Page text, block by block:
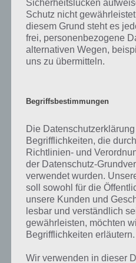
Preis von Set 21201
Lego Life of George
Bauvorgabe Set 21201
Obwohl das Set nur 144 Steine
über 250 verschiedene Modelle
verschiedenen Themen-Leveln
einen anspruchsvollen
Sicherheitslücken
Schutz nicht
diesem Grund steht es
frei, personenbezogene
alternativen Wegen,
uns zu übermitteln.
Begriffsbestimmungen
Die
Begrifflichkeiten, die
Richtlinien- und
der Datenschutz-
verwendet wurden.
soll sowohl für die
unsere Kunden und
lesbar und verständlich
gewährleisten, möchten
Begrifflichkeiten erläutern.
Wir verwenden in dieser